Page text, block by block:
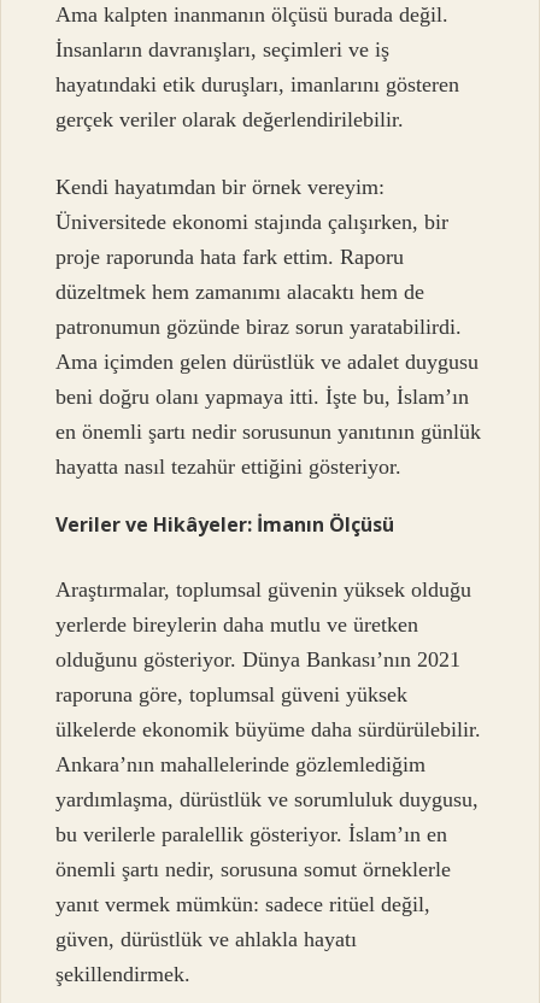
Ama kalpten inanmanın ölçüsü burada değil.
İnsanların davranışları, seçimleri ve iş
hayatındaki etik duruşları, imanlarını gösteren
gerçek veriler olarak değerlendirilebilir.
Kendi hayatımdan bir örnek vereyim:
Üniversitede ekonomi stajında çalışırken, bir
proje raporunda hata fark ettim. Raporu
düzeltmek hem zamanımı alacaktı hem de
patronumun gözünde biraz sorun yaratabilirdi.
Ama içimden gelen dürüstlük ve adalet duygusu
beni doğru olanı yapmaya itti. İşte bu, İslam’ın
en önemli şartı nedir sorusunun yanıtının günlük
hayatta nasıl tezahür ettiğini gösteriyor.
Veriler ve Hikâyeler: İmanın Ölçüsü
Araştırmalar, toplumsal güvenin yüksek olduğu
yerlerde bireylerin daha mutlu ve üretken
olduğunu gösteriyor. Dünya Bankası’nın 2021
raporuna göre, toplumsal güveni yüksek
ülkelerde ekonomik büyüme daha sürdürülebilir.
Ankara’nın mahallelerinde gözlemlediğim
yardımlaşma, dürüstlük ve sorumluluk duygusu,
bu verilerle paralellik gösteriyor. İslam’ın en
önemli şartı nedir, sorusuna somut örneklerle
yanıt vermek mümkün: sadece ritüel değil,
güven, dürüstlük ve ahlakla hayatı
şekillendirmek.